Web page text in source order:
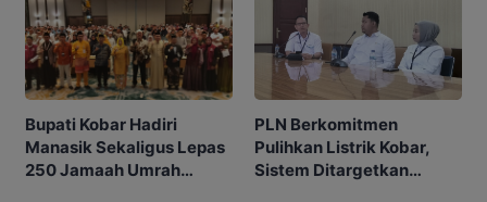
Bupati Kobar Hadiri
Manasik Sekaligus Lepas
250 Jamaah Umrah
PLN Berkomitmen
Pulihkan Listrik Kobar,
Sistem Ditargetkan